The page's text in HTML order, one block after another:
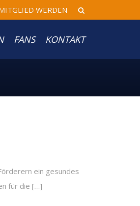
WERDEN
FANS KONTAKT
ein gesundes
für die […]